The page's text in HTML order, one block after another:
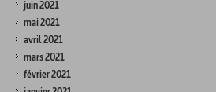
juin 2021
mai 2021
avril 2021
mars 2021
février 2021